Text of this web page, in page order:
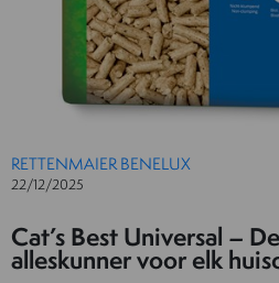
RETTENMAIER BENELUX
22/12/2025
Cat’s Best Universal –
alleskunner voor elk